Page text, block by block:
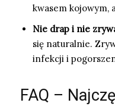
kwasem kojowym,
Nie drap i nie
się naturalnie.
infekcji i
FAQ –